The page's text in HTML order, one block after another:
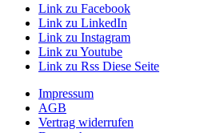
Link zu Facebook
Link zu LinkedIn
Link zu Instagram
Link zu Youtube
Link zu Rss Diese Seite
Impressum
AGB
Vertrag widerrufen